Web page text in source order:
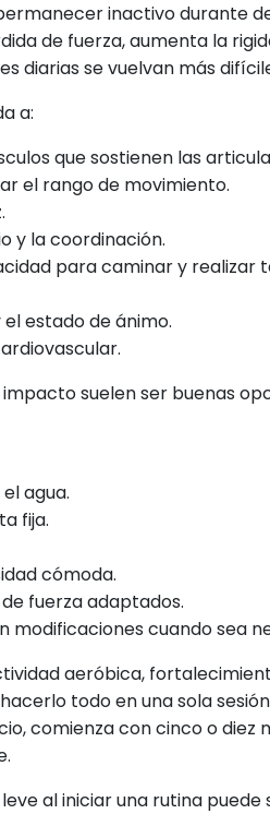
inactivo durante
de fuerza, aumenta la
diarias se vuelvan más
a:
que sostienen las
el rango de movimiento.
y la coordinación.
para caminar y realizar
estado de ánimo.
suelen ser buenas
agua.
fija.
cómoda.
fuerza adaptados.
modificaciones cuando sea
aeróbica,
todo en una sola
comienza con cinco o diez
al iniciar una rutina puede